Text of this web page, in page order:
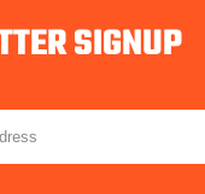
SIGNUP